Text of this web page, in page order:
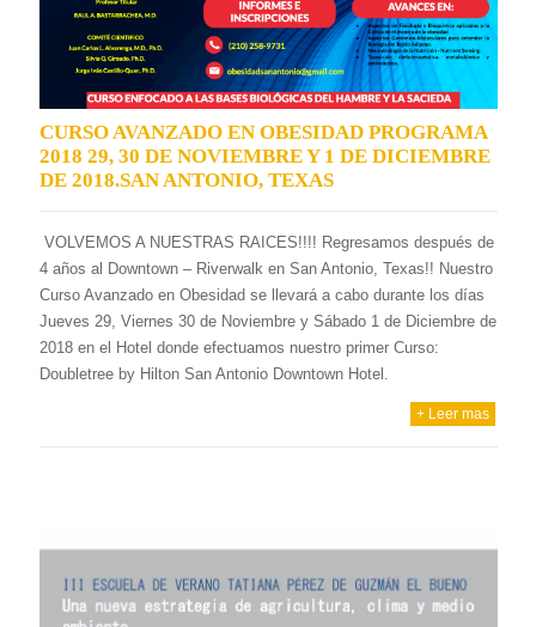
CURSO AVANZADO EN OBESIDAD PROGRAMA
2018 29, 30 DE NOVIEMBRE Y 1 DE DICIEMBRE
DE 2018.SAN ANTONIO, TEXAS
VOLVEMOS A NUESTRAS RAICES!!!! Regresamos después de
4 años al Downtown – Riverwalk en San Antonio, Texas!! Nuestro
Curso Avanzado en Obesidad se llevará a cabo durante los días
Jueves 29, Viernes 30 de Noviembre y Sábado 1 de Diciembre de
2018 en el Hotel donde efectuamos nuestro primer Curso:
Doubletree by Hilton San Antonio Downtown Hotel.
+ Leer mas